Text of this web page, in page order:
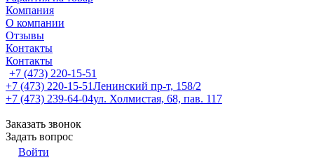
Компания
О компании
Отзывы
Контакты
Контакты
+7 (473) 220-15-51
+7 (473) 220-15-51Ленинский пр-т, 158/2
+7 (473) 239-64-04ул. Холмистая, 68, пав. 117
Заказать звонок
Задать вопрос
Войти